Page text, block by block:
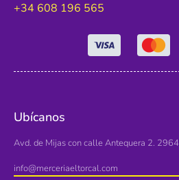
+34 608 196 565
Ubícanos
Avd. de Mijas con calle Antequera 2.
info@merceriaeltorcal.com